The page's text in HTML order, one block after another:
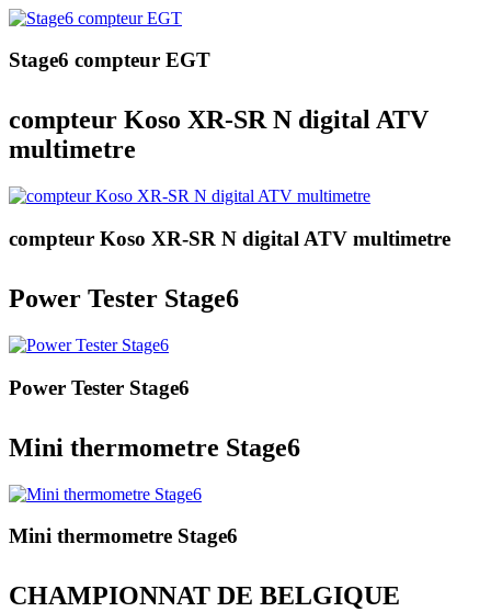
Stage6 compteur EGT
compteur Koso XR-SR N digital ATV
multimetre
compteur Koso XR-SR N digital ATV multimetre
Power Tester Stage6
Power Tester Stage6
Mini thermometre Stage6
Mini thermometre Stage6
CHAMPIONNAT DE BELGIQUE